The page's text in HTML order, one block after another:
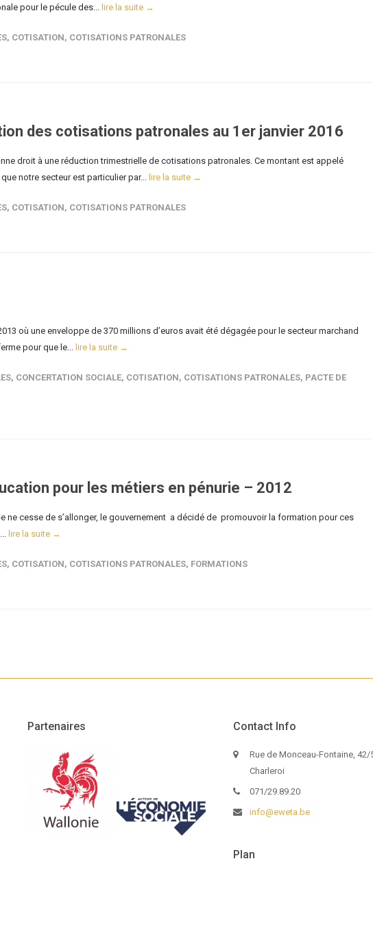
pour le pécule des... lire la suite →
, COTISATION, COTISATIONS PATRONALES
des cotisations patronales au 1er janvier 2016
droit à une réduction trimestrielle de cotisations patronales. Ce montant est appelé
notre secteur est particulier par... lire la suite →
, COTISATION, COTISATIONS PATRONALES
où une enveloppe de 370 millions d’euros avait été dégagée pour le secteur marchand
pour que le... lire la suite →
, CONCERTATION SOCIALE, COTISATION, COTISATIONS PATRONALES, PACTE DE
pour les métiers en pénurie – 2012
ne cesse de s’allonger, le gouvernement a décidé de promouvoir la formation pour ces
lire la suite →
, COTISATION, COTISATIONS PATRONALES, FORMATIONS
Partenaires Contact Info
Rue de Monceau-Fontaine, 42/
Charleroi
071/29.89.20
info@eweta.be
Plan